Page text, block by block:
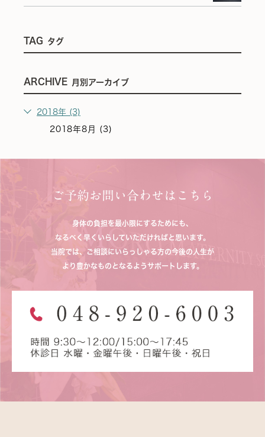
TAG タグ
ARCHIVE 月別アーカイブ
2018年 (3)
2018年8月 (3)
ご予約お問い合わせはこちら
身体の負担を最小限にするためにも、
なるべく早くいらしていただければと思います。
当院では、ご相談にいらっしゃる方の今後の人生が
より豊かなものとなるようサポートします。